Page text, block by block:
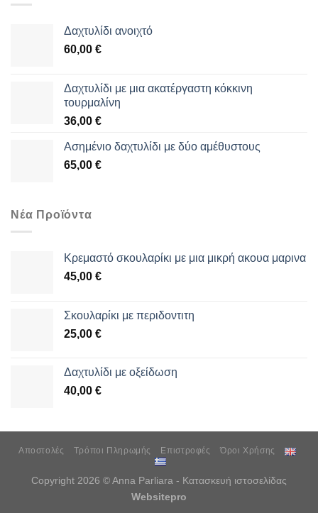
Δαχτυλίδι ανοιχτό
60,00 €
Δαχτυλίδι με μια ακατέργαστη κόκκινη
τουρμαλίνη
36,00 €
Aσημένιο δαχτυλίδι με δύο αμέθυστους
65,00 €
Νέα Προϊόντα
Κρεμαστό σκουλαρίκι με μια μικρή ακουα μαρινα
45,00 €
Σκουλαρίκι με περιδοντιτη
25,00 €
Δαχτυλίδι με οξείδωση
40,00 €
Αποστολές Τρόποι Πληρωμής Επιστροφές Όροι Χρήσης
Copyright 2026 © Anna Parliara - Κατασκευή ιστοσελίδας
Websitepro